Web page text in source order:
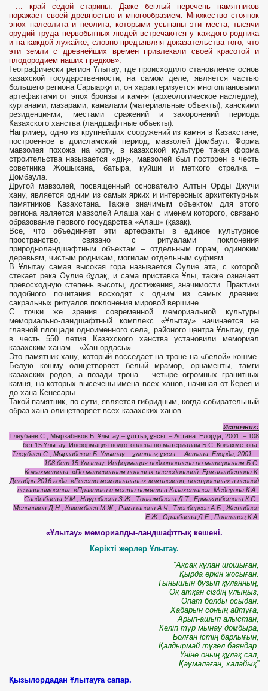
... край седой старины. Даже беглый перечень памятников
поражает своей древностью и многообразием. Множество стоянок
эпох палеолита и неолита, которыми усыпаны эти места, тысячи
орудий труда первобытных людей встречаются у каждого родника
и на каждой лужайке, словно предъявляя доказательства того, что
эти земли с древнейших времен привлекали своей красотой и
плодородием наших предков».
Географически регион Ұлытау, где происходило становление основ
казахской государственности, на самом деле, является частью
большего региона Сарыарқи и, он характеризуется многоплановыми
артефактами от эпох бронзы и камня (археологическое наследие),
курганами, мазарами, камалами (материальные объекты), ханскими
резиденциями, местами сражений и захоронений периода
Казахского ханства (ландшафтные объекты).
Например, одно из крупнейших сооружений из камня в Казахстане,
построенное в доисламский период, мавзолей Домбаул. Форма
мавзолея похожа на юрту, в казахской культуре такая форма
строительства называется «дің», мавзолей был построен в честь
советника Жошыхана, батыра, куйши и меткого стрелка –
Домбаула.
Другой мавзолей, посвященный основателю Алтын Орды Джучи
хану, является одним из самых ярких и интересных архитектурных
памятников Казахстана. Также значимым объектом для этого
региона является мавзолей Алаша хан с именем которого, связано
образование первого государства «Алаш» (қазақ).
Все, что объединяет эти артефакты в единое культурное
пространство, связано с ритуалами поклонения
природноландшафтным объектам – отдельным горам, одиноким
деревьям, чистым родникам, могилам отдельным суфиям.
В Ұлытау самая высокая гора называется Әулие ата, с которой
стекает река Әулие бұлақ, и сама приставка Ұлы, также означает
превосходную степень высоты, достижения, значимости. Практики
подобного почитания восходят к одним из самых древних
сакральных ритуалов поклонения мировой вершине.
С точки же зрения современной мемориальной культуры
мемориально-ландшафтный комплекс «Ұлытау» начинается на
главной площади одноименного села, районого центра Ұлытау, где
в честь 550 летия Казахского ханства установили мемориал
казахским ханам – «Хан ордасы».
Это памятник хану, который восседает на троне на «белой» кошме.
Белую кошму олицетворяет белый мрамор, орнаменты, тамги
казахских родов, а позади трона – четыре огромных гранитных
камня, на которых высечены имена всех ханов, начиная от Керея и
до хана Кенесары.
Такой памятник, по сути, является гибридным, когда собирательный
образ хана олицетворяет всех казахских ханов.
Источник:
Тлеубаев С.,.Мырзабеков Б. Ұлытау – ұлттық ұясы. – Астана: Елорда, 2001. – 108
бет 15 Үлытау. Информация подготовлена по материалам Б.С. Кожахметова.
Тлеубаев С.,.Мырзабеков Б. Ұлытау – ұлттық ұясы. – Астана: Елорда, 2001. –
108 бет 15 Үлытау. Информация подготовлена по материалам Б.С.
Кожахметова. «По материалам полевых исследований. Ермаганбетова К.
Декабрь 2016 года. «Реестр мемориальных комплексов, построенных в период
независимости». «Практики и места памяти в Казахстане». Медеуова К.А.,
Сандыбаева У.М., Наурзбаева З.Ж., Толгамбаева Д.Т., Ермаганбетова К.С.,
Мельников Д.Н., Кикимбаев М.Ж., Рамазанова А.Ч., Тлепберген А.Б., Жетибаев
Е.Ж., Оразбаева Д.Е., Полтавец К.А.
«Ұлытау» мемориалды-ландшафттық кешені.
Көрікті жерлер Ұлытау.
“Ақсақ құлан шошыған,
Қырда еркін жосыған.
Тынышын бұзып құланның,
Оқ атқан сіздің ұлыңыз,
Опат болды осыдан.
Хабарын соның айтуға,
Арып-ашып алыстан,
Келіп тұр мынау домбыра,
Болған істің барлығын,
Қалдырмай түгел баяндар.
Үніне оның құлақ сал,
Қаумалаған, халайық”
Қызылордадан Ұлытауға сапар.